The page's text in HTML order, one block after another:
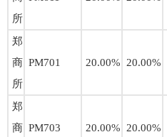
所
郑
商
所
PM701 20.00% 20.00%
郑
商 PM703 20.00% 20.00%